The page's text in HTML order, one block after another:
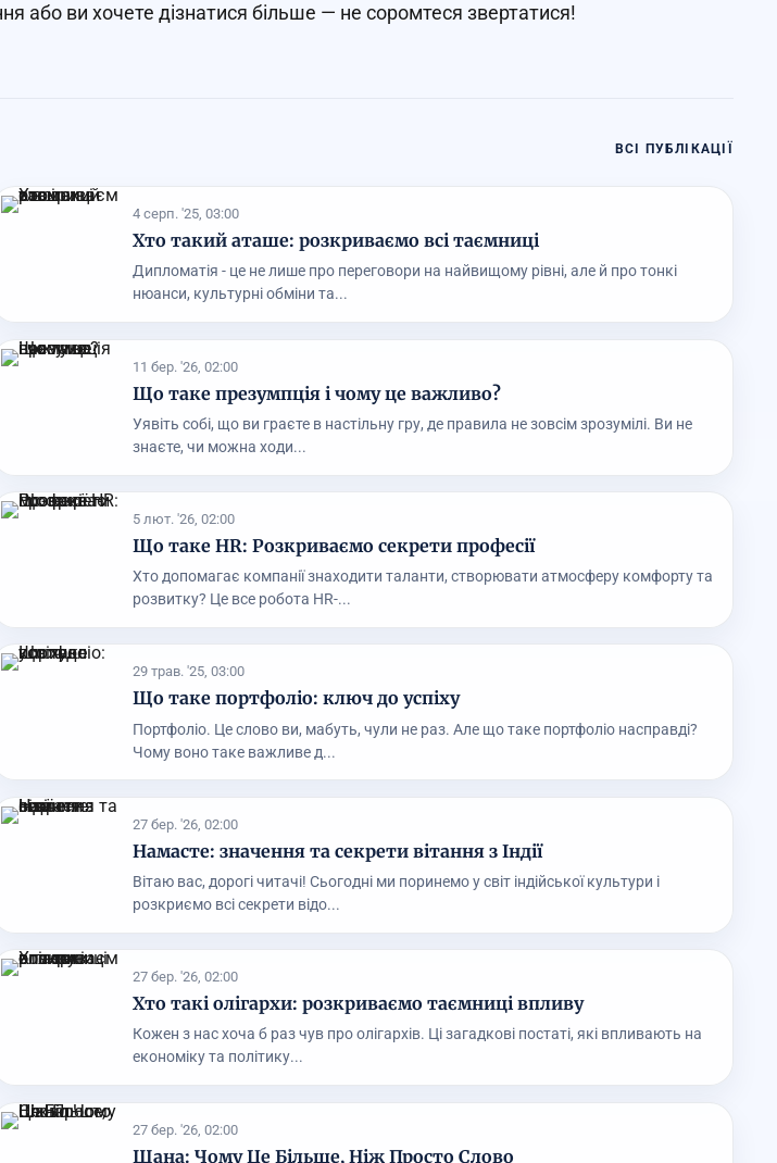
або ви хочете дізнатися більше — не соромтеся звертатися!
ВСІ ПУБЛІКАЦІЇ
4 серп. '25, 03:00
Хто такий аташе: розкриваємо всі таємниці
Дипломатія - це не лише про переговори на найвищому рівні, але й про тонкі
нюанси, культурні обміни та...
11 бер. '26, 02:00
Що таке презумпція і чому це важливо?
Уявіть собі, що ви граєте в настільну гру, де правила не зовсім зрозумілі. Ви не
знаєте, чи можна ходи...
5 лют. '26, 02:00
Що таке HR: Розкриваємо секрети професії
Хто допомагає компанії знаходити таланти, створювати атмосферу комфорту та
розвитку? Це все робота HR-...
29 трав. '25, 03:00
Що таке портфоліо: ключ до успіху
Портфоліо. Це слово ви, мабуть, чули не раз. Але що таке портфоліо насправді?
Чому воно таке важливе д...
27 бер. '26, 02:00
Намасте: значення та секрети вітання з Індії
Вітаю вас, дорогі читачі! Сьогодні ми поринемо у світ індійської культури і
розкриємо всі секрети відо...
27 бер. '26, 02:00
Хто такі олігархи: розкриваємо таємниці впливу
Кожен з нас хоча б раз чув про олігархів. Ці загадкові постаті, які впливають на
економіку та політику...
27 бер. '26, 02:00
Шана: Чому Це Більше, Ніж Просто Слово